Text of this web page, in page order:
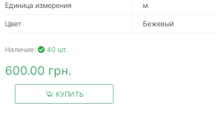
Единица измерения м
Цвет Бежевый
Наличие: 40 шт.
600.00 грн.
КУПИТЬ